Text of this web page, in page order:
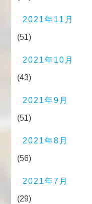
2021年11月
(51)
2021年10月
(43)
2021年9月
(51)
2021年8月
(56)
2021年7月
(29)